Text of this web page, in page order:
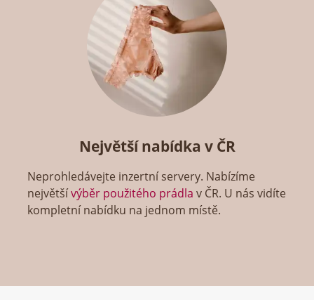
Největší nabídka v ČR
Neprohledávejte inzertní servery. Nabízíme
největšívýběr použitého prádla v ČR. U nás vidíte
kompletní nabídku na jednom místě.